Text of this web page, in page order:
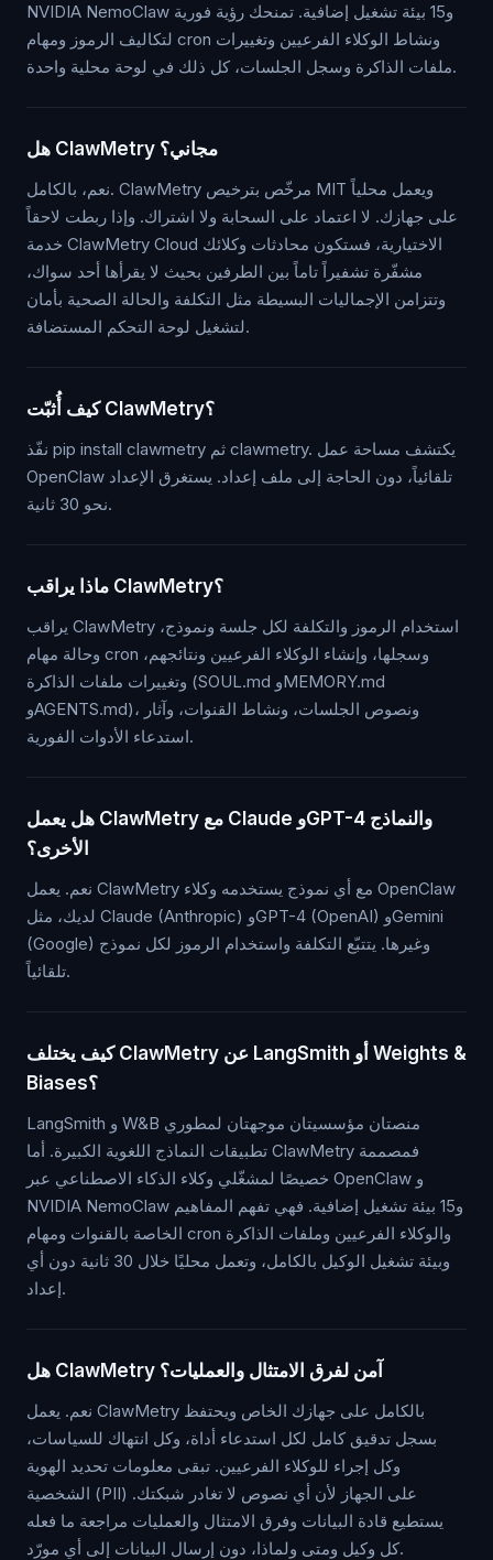
NVIDIA NemoClaw و15 بيئة تشغيل إضافية. تمنحك رؤية فورية
لتكاليف الرموز ومهام cron ونشاط الوكلاء الفرعيين وتغييرات
ملفات الذاكرة وسجل الجلسات، كل ذلك في لوحة محلية واحدة.
هل ClawMetry مجاني؟
نعم، بالكامل. ClawMetry مرخّص بترخيص MIT ويعمل محلياً
على جهازك. لا اعتماد على السحابة ولا اشتراك. وإذا ربطت لاحقاً
خدمة ClawMetry Cloud الاختيارية، فستكون محادثات وكلائك
مشفّرة تشفيراً تاماً بين الطرفين بحيث لا يقرأها أحد سواك،
وتتزامن الإجماليات البسيطة مثل التكلفة والحالة الصحية بأمان
لتشغيل لوحة التحكم المستضافة.
كيف أُثبّت ClawMetry؟
نفّذ pip install clawmetry ثم clawmetry. يكتشف مساحة عمل
OpenClaw تلقائياً، دون الحاجة إلى ملف إعداد. يستغرق الإعداد
نحو 30 ثانية.
ماذا يراقب ClawMetry؟
يراقب ClawMetry استخدام الرموز والتكلفة لكل جلسة ونموذج،
وحالة مهام cron وسجلها، وإنشاء الوكلاء الفرعيين ونتائجهم،
وتغييرات ملفات الذاكرة (SOUL.md وMEMORY.md
وAGENTS.md)، ونصوص الجلسات، ونشاط القنوات، وآثار
استدعاء الأدوات الفورية.
هل يعمل ClawMetry مع Claude وGPT-4 والنماذج
الأخرى؟
نعم. يعمل ClawMetry مع أي نموذج يستخدمه وكلاء OpenClaw
لديك، مثل Claude (Anthropic) وGPT-4 (OpenAI) وGemini
(Google) وغيرها. يتتبّع التكلفة واستخدام الرموز لكل نموذج
تلقائياً.
كيف يختلف ClawMetry عن LangSmith أو Weights &
Biases؟
LangSmith و W&B منصتان مؤسسيتان موجهتان لمطوري
تطبيقات النماذج اللغوية الكبيرة. أما ClawMetry فمصممة
خصيصًا لمشغّلي وكلاء الذكاء الاصطناعي عبر OpenClaw و
NVIDIA NemoClaw و15 بيئة تشغيل إضافية. فهي تفهم المفاهيم
الخاصة بالقنوات ومهام cron والوكلاء الفرعيين وملفات الذاكرة
وبيئة تشغيل الوكيل بالكامل، وتعمل محليًا خلال 30 ثانية دون أي
إعداد.
هل ClawMetry آمن لفرق الامتثال والعمليات؟
نعم. يعمل ClawMetry بالكامل على جهازك الخاص ويحتفظ
بسجل تدقيق كامل لكل استدعاء أداة، وكل انتهاك للسياسات،
وكل إجراء للوكلاء الفرعيين. تبقى معلومات تحديد الهوية
الشخصية (PII) على الجهاز لأن أي نصوص لا تغادر شبكتك.
يستطيع قادة البيانات وفرق الامتثال والعمليات مراجعة ما فعله
كل وكيل ومتى ولماذا، دون إرسال البيانات إلى أي مورّد.